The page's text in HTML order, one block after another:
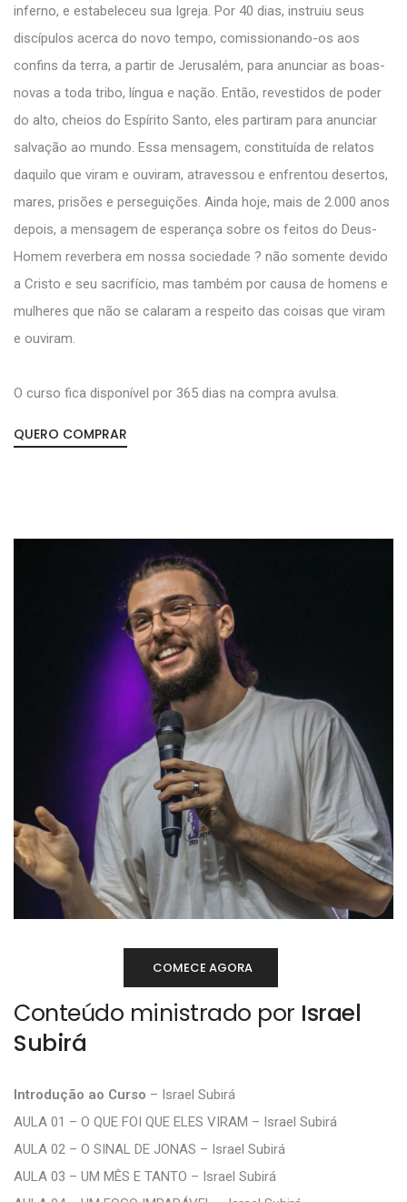
inferno, e estabeleceu sua Igreja. Por 40 dias, instruiu seus
discípulos acerca do novo tempo, comissionando-os aos
confins da terra, a partir de Jerusalém, para anunciar as boas-
novas a toda tribo, língua e nação. Então, revestidos de poder
do alto, cheios do Espírito Santo, eles partiram para anunciar
salvação ao mundo. Essa mensagem, constituída de relatos
daquilo que viram e ouviram, atravessou e enfrentou desertos,
mares, prisões e perseguições. Ainda hoje, mais de 2.000 anos
depois, a mensagem de esperança sobre os feitos do Deus-
Homem reverbera em nossa sociedade ? não somente devido
a Cristo e seu sacrifício, mas também por causa de homens e
mulheres que não se calaram a respeito das coisas que viram
e ouviram.
O curso fica disponível por 365 dias na compra avulsa.
QUERO COMPRAR
COMECE AGORA
Conteúdo ministrado por Israel
Subirá
Introdução ao Curso – Israel Subirá
AULA 01 – O QUE FOI QUE ELES VIRAM – Israel Subirá
AULA 02 – O SINAL DE JONAS – Israel Subirá
AULA 03 – UM MÊS E TANTO – Israel Subirá